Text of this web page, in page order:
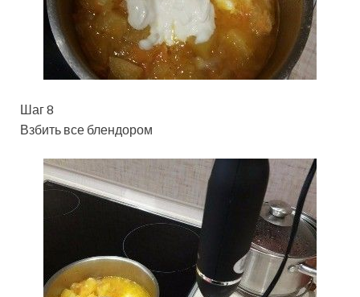
Шаг 8
Взбить все блендором